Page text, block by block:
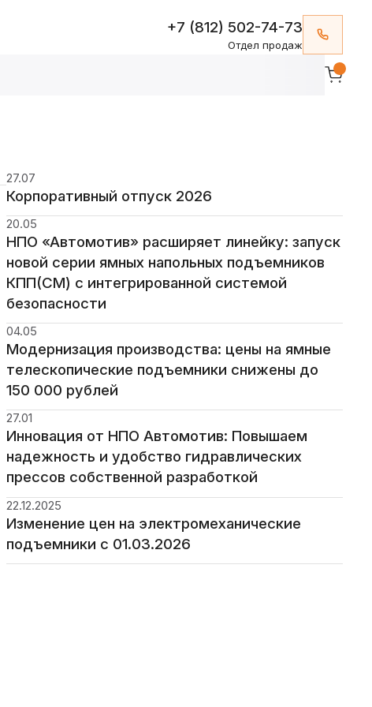
+7 (812) 502-74-73
Отдел продаж
27.07
Корпоративный отпуск 2026
20.05
НПО «Автомотив» расширяет линейку: запуск
новой серии ямных напольных подъемников
КПП(СМ) с интегрированной системой
безопасности
04.05
Модернизация производства: цены на ямные
телескопические подъемники снижены до
150 000 рублей
27.01
Инновация от НПО Автомотив: Повышаем
надежность и удобство гидравлических
прессов собственной разработкой
22.12.2025
Изменение цен на электромеханические
подъемники с 01.03.2026